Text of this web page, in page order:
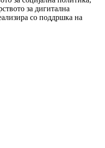
за дигитална
со поддршка на